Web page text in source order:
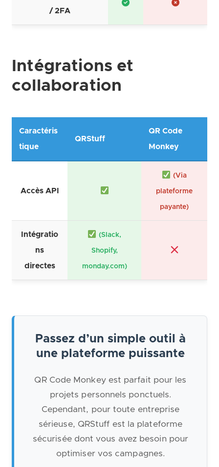
/ 2FA
Intégrations et
collaboration
Caractéris
tique
QRStuff
QR Code
Monkey
Accès API
(Via
plateforme
payante)
Intégratio
ns
directes
(Slack,
Shopify,
monday.com)
Passez d’un simple outil à
une plateforme puissante
QR Code Monkey est parfait pour les
projets personnels ponctuels.
Cependant, pour toute entreprise
sérieuse, QRStuff est la plateforme
sécurisée dont vous avez besoin pour
optimiser vos campagnes.